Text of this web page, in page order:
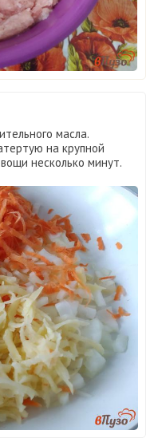
масла.
на крупной
несколько минут.